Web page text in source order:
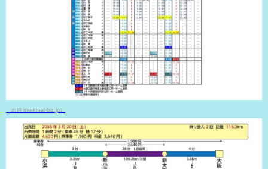
（出典 merkmal-biz.jp）